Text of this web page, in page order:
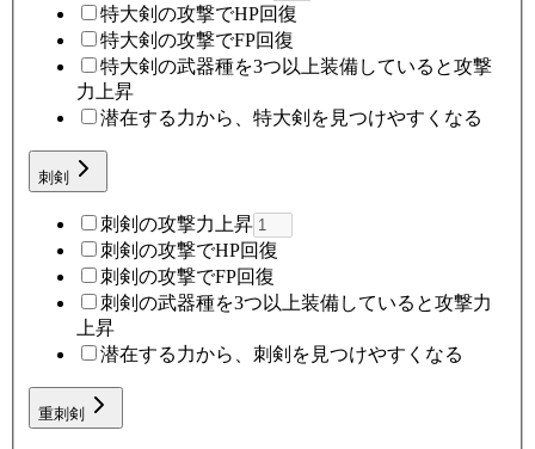
特大剣の攻撃でHP回復
特大剣の攻撃でFP回復
特大剣の武器種を3つ以上装備していると攻撃
力上昇
潜在する力から、特大剣を見つけやすくなる
刺剣
刺剣の攻撃力上昇
刺剣の攻撃でHP回復
刺剣の攻撃でFP回復
刺剣の武器種を3つ以上装備していると攻撃力
上昇
潜在する力から、刺剣を見つけやすくなる
重刺剣